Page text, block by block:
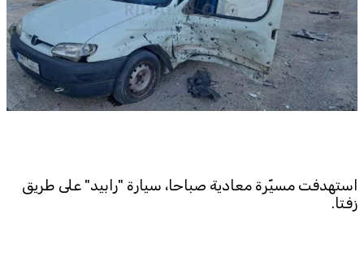
Services
Horoscope
Polls
Jobs
Writers
Terms Of Use
استهدفت مسيّرة معادية صباحا، سيارة "رابيد" على طريق
زفتا.